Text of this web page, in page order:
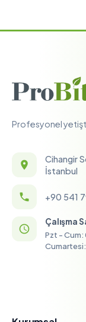
Profesyonel
Cihangir
İstanbul
+90 541
Çalışma
Pzt - Cum:
Cumartesi: